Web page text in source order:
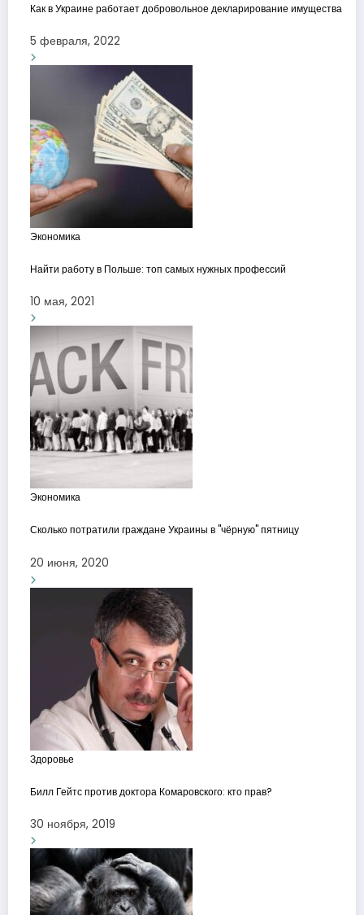
Как в Украине работает добровольное декларирование имущества
5 февраля, 2022
Экономика
Найти работу в Польше: топ самых нужных профессий
10 мая, 2021
Экономика
Сколько потратили граждане Украины в "чёрную" пятницу
20 июня, 2020
Здоровье
Билл Гейтс против доктора Комаровского: кто прав?
30 ноября, 2019